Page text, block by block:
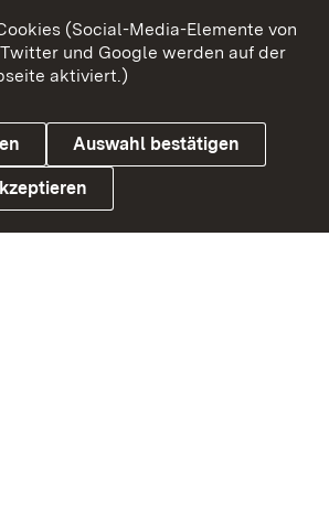
Barrierefreiheit
Cookies
(Social-Media-Elemente von
und Google werden auf der
aktiviert.)
Auswahl bestätigen